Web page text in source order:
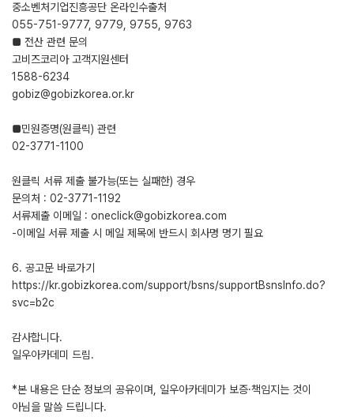
중소벤처기업진흥공단 온라인수출처
055-751-9777, 9779, 9755, 9763
■ 전산 관련 문의
고비즈코리아 고객지원센터
1588-6234
gobiz@gobizkorea.or.kr
■민원증명(원클릭) 관련
02-3771-1100
원클릭 서류 제출 불가능(또는 실패한) 경우
문의처 : 02-3771-1192
서류제출 이메일 : oneclick@gobizkorea.com
-이메일 서류 제출 시 메일 제목에 반드시 회사명 명기 필요
6. 공고문 바로가기
https://kr.gobizkorea.com/support/bsns/supportBsnsInfo.do?
svc=b2c
감사합니다.
일우아카데미 드림.
*본 내용은 단순 정보의 공유이며, 일우아카데미가 보증·책임지는 것이
아님을 말씀 드립니다.